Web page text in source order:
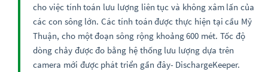
cho việc tính toán lưu lượng liên tục và không xâm lấn của
các con sông lớn. Các tính toán được thực hiện tại cầu Mỹ
Thuận, cho một đoạn sông rộng khoảng 600 mét. Tốc độ
dòng chảy được đo bằng hệ thống lưu lượng dựa trên
camera mới được phát triển gần đây- DischargeKeeper.